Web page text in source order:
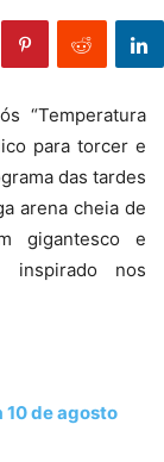
“Temperatura
para torcer e
das tardes
arena cheia de
gigantesco e
inspirado nos
10 de agosto